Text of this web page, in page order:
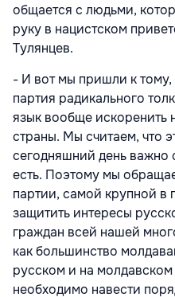
общается с людьми,
руку в нацистском
Тулянцев.
- И вот мы пришли к тому,
партия радикального
язык вообще искоренить
страны. Мы считаем, что
сегодняшний день важно
есть. Поэтому мы
партии, самой крупной в
защитить интересы
граждан всей нашей
как большинство
русском и на
необходимо навести